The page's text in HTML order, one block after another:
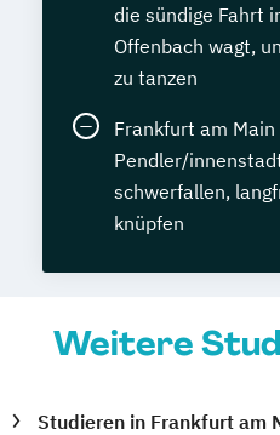
die sündige Fahrt
Offenbach wagt,
zu tanzen
Frankfurt am
Pendler/
schwerfallen,
knüpfen
Weitere
Studieren in Frankfurt am